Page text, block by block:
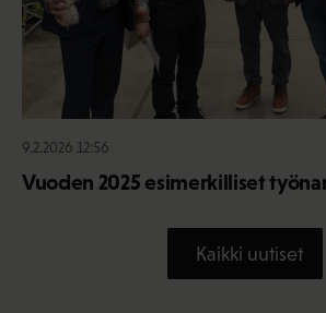
9.2.2026 12:56
Vuoden 2025 esimerkilliset
Kaikki uutiset